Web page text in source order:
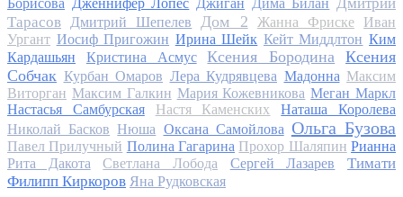
Тарасов
Дмитрий Шепелев Дом 2 Жанна Фриске
Иван
Ургант Иосиф Пригожин Ирина Шейк Кейт Миддлтон Ким
Кардашьян
Кристина Асмус Ксения Бородина
Ксения
Собчак Курбан Омаров Лера Кудрявцева Мадонна Максим
Виторган Максим Галкин Мария Кожевникова Меган Маркл
Настасья Самбурская
Настя Каменских
Наташа Королева
Николай Басков Нюша Оксана Самойлова Ольга Бузова
Павел Прилучный Полина Гагарина Прохор Шаляпин Рианна
Рита Дакота
Светлана Лобода Сергей Лазарев
Тимати
Филипп Киркоров Яна Рудковская